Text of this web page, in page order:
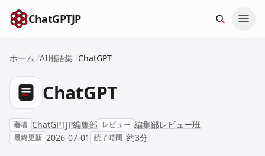
本文へスキップ
ChatGPTJP
ホーム /AI用語集 /ChatGPT
ChatGPT
著者 ChatGPTJP編集部 レビュー 編集部レビュー班
最終更新 2026-07-01 読了時間 約3分